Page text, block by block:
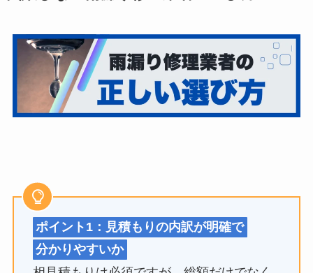
ポイント1：見積もりの内訳が明確で
分かりやすいか